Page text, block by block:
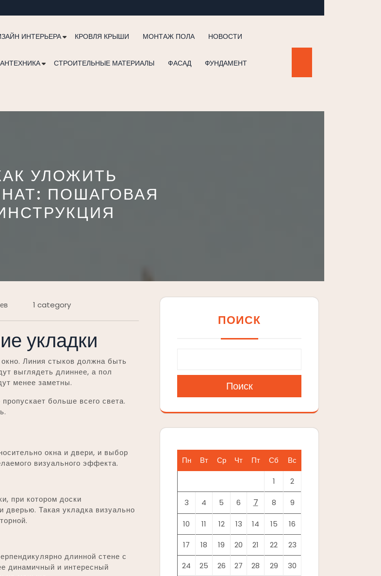
ИНТЕРЬЕРА КРОВЛЯ КРЫШИ МОНТАЖ ПОЛА НОВОСТИ
СТРОИТЕЛЬНЫЕ МАТЕРИАЛЫ ФАСАД ФУНДАМЕНТ
УЛОЖИТЬ
ПОШАГОВАЯ
1 category
укладки
Линия стыков должна быть
выглядеть длиннее, а пол
менее заметны.
больше всего света.
окна и двери, и выбор
визуального эффекта.
при котором доски
Такая укладка визуально
длинной стене с
динамичный и интересный
ПОИСК
Поиск
Пн Вт Ср Чт Пт Сб Вс
1 2
3 4 5 6 7 8 9
10 11 12 13 14 15 16
17 18 19 20 21 22 23
24 25 26 27 28 29 30